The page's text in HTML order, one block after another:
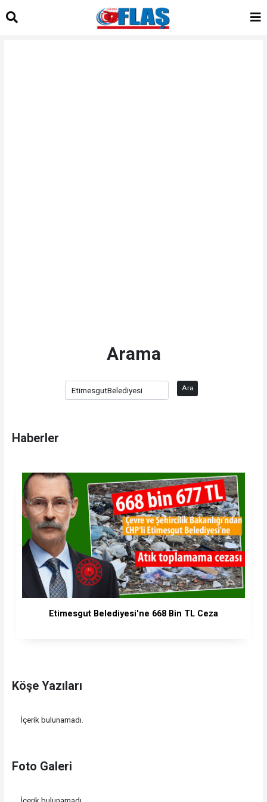
Arama
Ara
Haberler
Etimesgut Belediyesi'ne 668 Bin TL Ceza
Köşe Yazıları
İçerik bulunamadı.
Foto Galeri